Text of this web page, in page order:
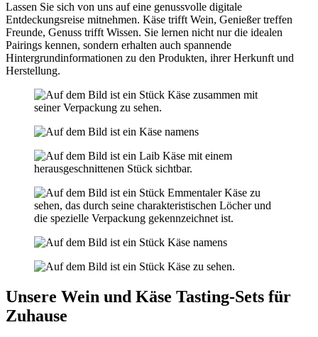
Lassen Sie sich von uns auf eine genussvolle digitale
Entdeckungsreise mitnehmen. Käse trifft Wein, Genießer treffen
Freunde, Genuss trifft Wissen. Sie lernen nicht nur die idealen
Pairings kennen, sondern erhalten auch spannende
Hintergrundinformationen zu den Produkten, ihrer Herkunft und
Herstellung.
Unsere Wein und Käse Tasting-Sets für
Zuhause